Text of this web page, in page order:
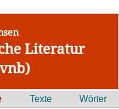
Literatur
Texte Wörter